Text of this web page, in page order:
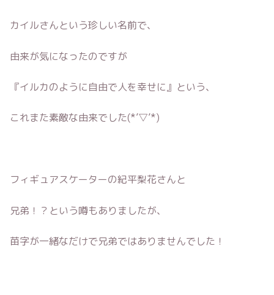
カイルさんという珍しい名前で、
由来が気になったのですが
『イルカのように自由で人を幸せに』という、
これまた素敵な由来でした(*’▽’*)
フィギュアスケーターの紀平梨花さんと
兄弟！？という噂もありましたが、
苗字が一緒なだけで兄弟ではありませんでした！